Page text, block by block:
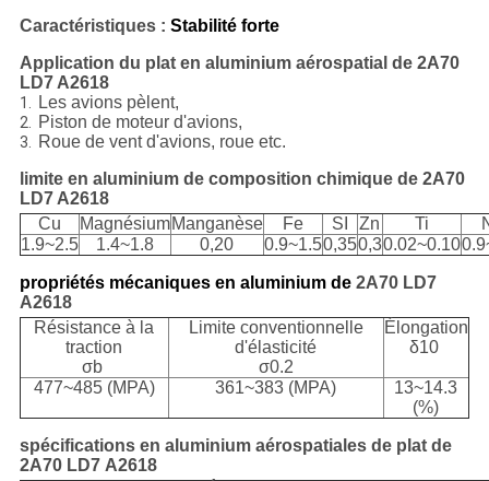
Caractéristiques : Stabilité forte
Application du plat en aluminium aérospatial de 2A70
LD7 A2618
1. Les avions pèlent,
2. Piston de moteur d'avions,
3. Roue de vent d'avions, roue etc.
limite en aluminium de composition chimique de 2A70
LD7 A2618
Cu
MagnésiumManganèse Fe SI Zn Ti
1.9~2.5
1.4~1.8 0,20 0.9~1.50,350,30.02~0.10
propriétés mécaniques en aluminium de2A70 LD7
A2618
Résistance à la
traction
σb
Limite conventionnelle
d'élasticité
σ0.2
Élongation
δ10
477~485 (MPA) 361~383 (MPA)
13~14.3
(%)
spécifications en aluminium aérospatiales de plat de
2A70 LD7 A2618